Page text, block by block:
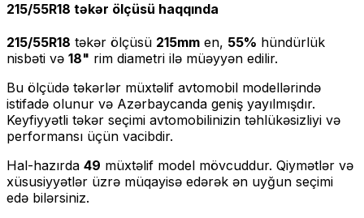
215/55R18 təkər ölçüsü haqqında
215/55R18 təkər ölçüsü 215mm en, 55% hündürlük
nisbəti və 18" rim diametri ilə müəyyən edilir.
Bu ölçüdə təkərlər müxtəlif avtomobil modellərində
istifadə olunur və Azərbaycanda geniş yayılmışdır.
Keyfiyyətli təkər seçimi avtomobilinizin təhlükəsizliyi və
performansı üçün vacibdir.
Hal-hazırda 49 müxtəlif model mövcuddur. Qiymətlər və
xüsusiyyətlər üzrə müqayisə edərək ən uyğun seçimi
edə bilərsiniz.